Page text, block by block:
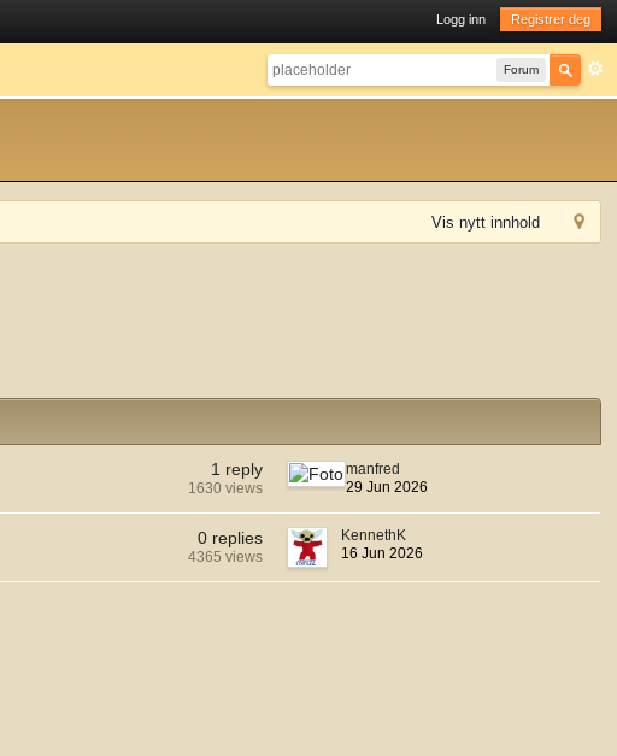
Logg inn Registrer deg
Forum
Vis nytt innhold
1 reply
1630 views
manfred
29 Jun 2026
0 replies
4365 views
KennethK
16 Jun 2026